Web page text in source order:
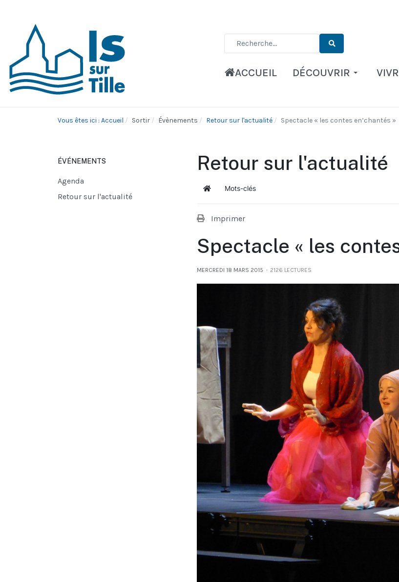
ACCUEIL DÉCOUVRIR
Vous êtes ici : Accueil Sortir Évènements Retour sur l'actualité Spectacle « les contes en’chantés »
Retour sur l'actualité
AccueilMots-clés
Imprimer
Spectacle « les
MERCREDI 18 MARS 2015 2126 LECTURES
ÉVÉNEMENTS
Agenda
Retour sur l'actualité